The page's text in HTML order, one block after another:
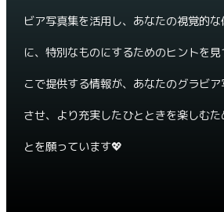
ビア写真集を活用し、あなたの視覚的
に、特別なものにするためのヒントを
こで提供する情報が、あなたのグラビ
させ、より充実したひとときを楽しむ
とを願っています💖